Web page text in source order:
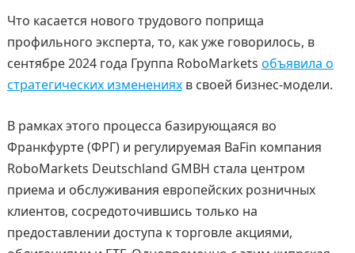
Что касается нового трудового поприща
профильного эксперта, то, как уже говорилось, в
сентябре 2024 года Группа RoboMarkets объявила о
стратегических измененияхв своей бизнес-модели.
В рамках этого процесса базирующаяся во
Франкфурте (ФРГ) и регулируемая BaFin компания
RoboMarkets Deutschland GMBH стала центром
приема и обслуживания европейских розничных
клиентов, сосредоточившись только на
предоставлении доступа к торговле акциями,